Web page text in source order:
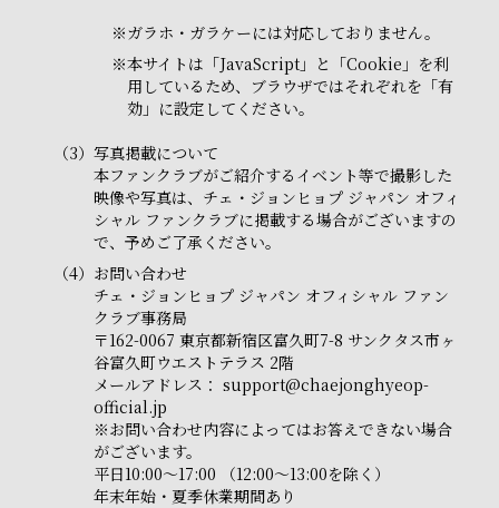
※ガラホ・ガラケーには対応しておりません。
※本サイトは「JavaScript」と「Cookie」を利
用しているため、ブラウザではそれぞれを「有
効」に設定してください。
（3） 写真掲載について
本ファンクラブがご紹介するイベント等で撮影した
映像や写真は、チェ・ジョンヒョプ ジャパン オフィ
シャル ファンクラブに掲載する場合がございますの
で、予めご了承ください。
（4） お問い合わせ
チェ・ジョンヒョプ ジャパン オフィシャル ファン
クラブ事務局
〒162-0067 東京都新宿区富久町7-8 サンクタス市ヶ
谷富久町ウエストテラス 2階
メールアドレス： support@chaejonghyeop-
official.jp
※お問い合わせ内容によってはお答えできない場合
がございます。
平日10:00～17:00 （12:00～13:00を除く）
年末年始・夏季休業期間あり